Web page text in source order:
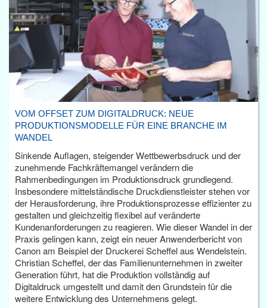
VOM OFFSET ZUM DIGITALDRUCK: NEUE
PRODUKTIONSMODELLE FÜR EINE BRANCHE IM
WANDEL
Sinkende Auflagen, steigender Wettbewerbsdruck und der
zunehmende Fachkräftemangel verändern die
Rahmenbedingungen im Produktionsdruck grundlegend.
Insbesondere mittelständische Druckdienstleister stehen vor
der Herausforderung, ihre Produktionsprozesse effizienter zu
gestalten und gleichzeitig flexibel auf veränderte
Kundenanforderungen zu reagieren. Wie dieser Wandel in der
Praxis gelingen kann, zeigt ein neuer Anwenderbericht von
Canon am Beispiel der Druckerei Scheffel aus Wendelstein.
Christian Scheffel, der das Familienunternehmen in zweiter
Generation führt, hat die Produktion vollständig auf
Digitaldruck umgestellt und damit den Grundstein für die
weitere Entwicklung des Unternehmens gelegt.